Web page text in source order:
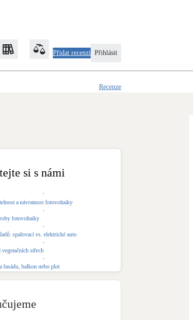
Přidat recenzi Přihlásit
zdroje vytápění
střechy
Recenze
si s námi
a návratnost fotovoltaiky
fotovoltaiky
spalovací vs. elektrické auto
vegetačních střech
fasádu, balkon nebo plot